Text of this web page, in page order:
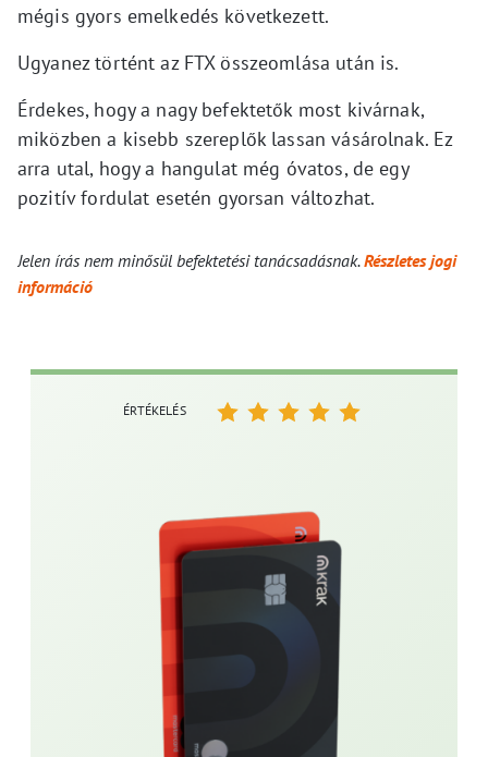
mégis gyors emelkedés következett.
Ugyanez történt az FTX összeomlása után is.
Érdekes, hogy a nagy befektetők most kivárnak,
miközben a kisebb szereplők lassan vásárolnak. Ez
arra utal, hogy a hangulat még óvatos, de egy
pozitív fordulat esetén gyorsan változhat.
Jelen írás nem minősül befektetési tanácsadásnak.Részletes jogi
információ
ÉRTÉKELÉS